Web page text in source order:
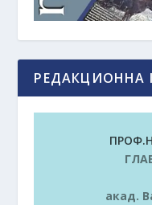
РЕДАКЦИОННА
акад.